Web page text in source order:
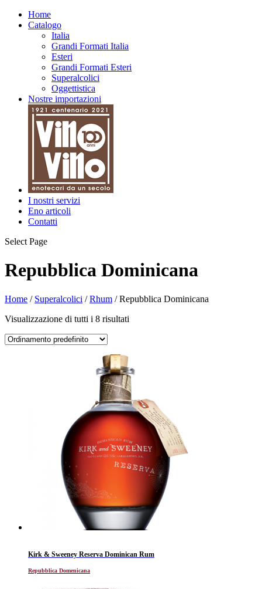
Home
Catalogo
Italia
Grandi Formati Italia
Esteri
Grandi Formati Esteri
Superalcolici
Oggettistica
Nostre importazioni
I nostri servizi
Eno articoli
Contatti
Select Page
Repubblica Dominicana
Home / Superalcolici /Rhum / Repubblica Dominicana
Visualizzazione di tutti i 8 risultati
Kirk & Sweeney Reserva Dominican Rum
Repubblica Domenicana